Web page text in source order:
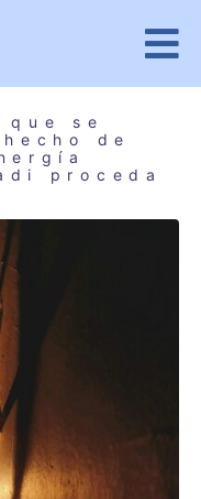
se
de
proceda